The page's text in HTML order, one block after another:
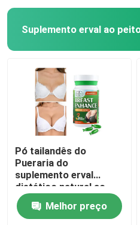
Suplemento erval ao
Pó tailandês do
Pueraria do
suplemento erval
dietético natural ao
peito das curvas
Melhor preço